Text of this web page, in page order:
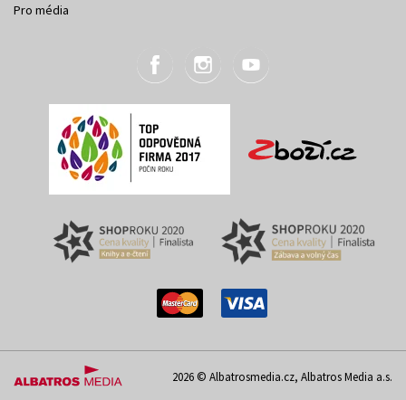
Pro média
2026 © Albatrosmedia.cz, Albatros Media a.s.